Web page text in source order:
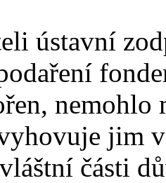
ústavní
nemohlo
jim
části